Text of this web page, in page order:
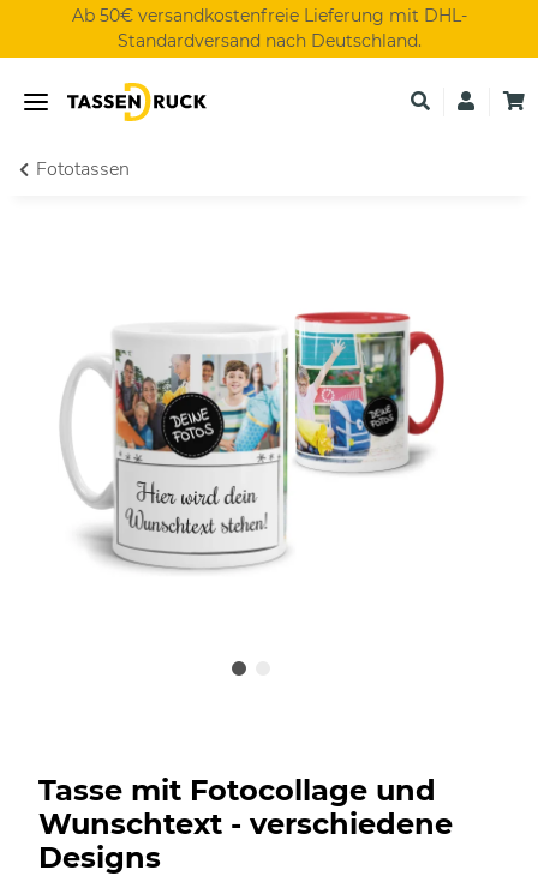
Ab 50€ versandkostenfreie Lieferung mit DHL-
Standardversand nach Deutschland.
Fototassen
Tasse mit Fotocollage und
Wunschtext - verschiedene
Designs